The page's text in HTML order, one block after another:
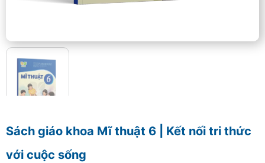
Sách giáo khoa Mĩ thuật 6 | Kết nối tri thức
với cuộc sống